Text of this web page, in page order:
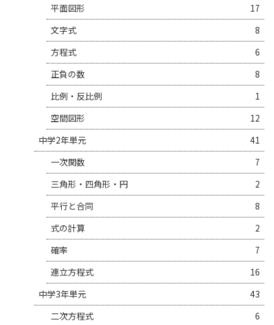
平面図形
17
文字式
8
方程式
6
正負の数
8
比例・反比例
1
空間図形
12
中学2年単元
41
一次関数
7
三角形・四角形・円
2
平行と合同
8
式の計算
2
確率
7
連立方程式
16
中学3年単元
43
二次方程式
6